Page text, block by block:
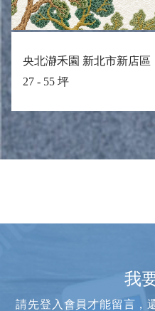
央北瀞禾園 新北市新店區
27 - 55 坪
我
請先登入會員才能留言，